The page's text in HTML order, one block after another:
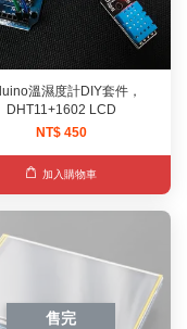
溫濕度計DIY套件，
DHT11+1602 LCD
NT$ 450
加入購物車
售完